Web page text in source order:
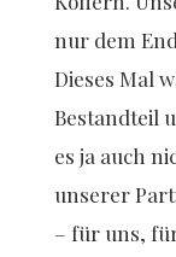
nur dem
Dieses Mal
Bestandteil
es ja auch
unserer
– für uns,